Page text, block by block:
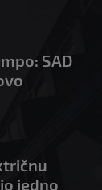
SAD
jedno